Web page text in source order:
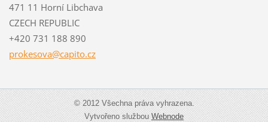
471 11 Horní Libchava
CZECH REPUBLIC
+420 731 188 890
prokesova@capito.cz
© 2012 Všechna práva vyhrazena.
Vytvořeno službouWebnode